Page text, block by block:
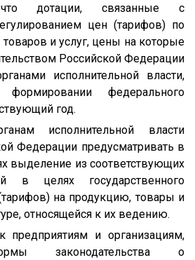
дотации, связанные с
цен (тарифов) по
и услуг, цены на которые
Российской Федерации
исполнительной власти,
федерального
год.
исполнительной власти
Федерации предусматривать в
выделение из соответствующих
в целях государственного
на продукцию, товары и
относящейся к их ведению.
предприятиям и организациям,
законодательства о